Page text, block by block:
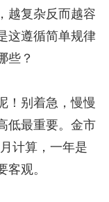
越复杂反而越容
这遵循简单规律
些？
！别着急，慢慢
低最重要。金市
计算，一年是
观。